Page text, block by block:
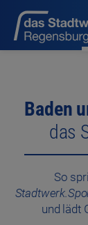
Baden
das
So
und lädt